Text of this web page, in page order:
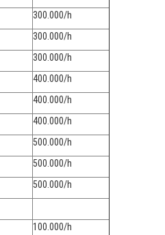
300.000/h
300.000/h
300.000/h
400.000/h
400.000/h
400.000/h
500.000/h
500.000/h
500.000/h
100.000/h